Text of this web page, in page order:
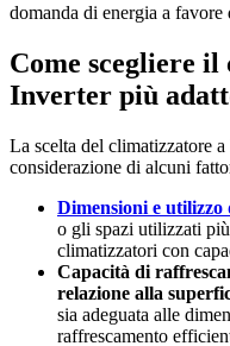
domanda di energia a
Come scegliere
Inverter più
La scelta del climatizzatore
considerazione di alcuni
Dimensioni e utilizzo
o gli spazi utilizzati
climatizzatori con
Capacità di
relazione alla
sia adeguata alle
raffrescamento